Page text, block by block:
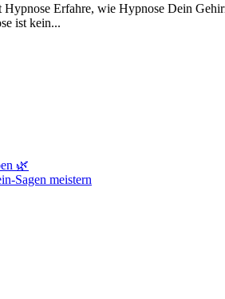
Erfahre, wie Hypnose Dein
ist kein...
🌿
Sagen meistern